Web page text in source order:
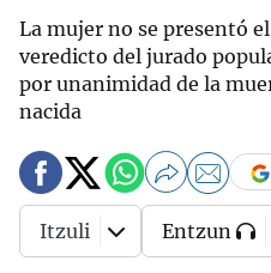
La mujer no se presentó
veredicto del jurado
por unanimidad de la
nacida
Itzuli Entzun